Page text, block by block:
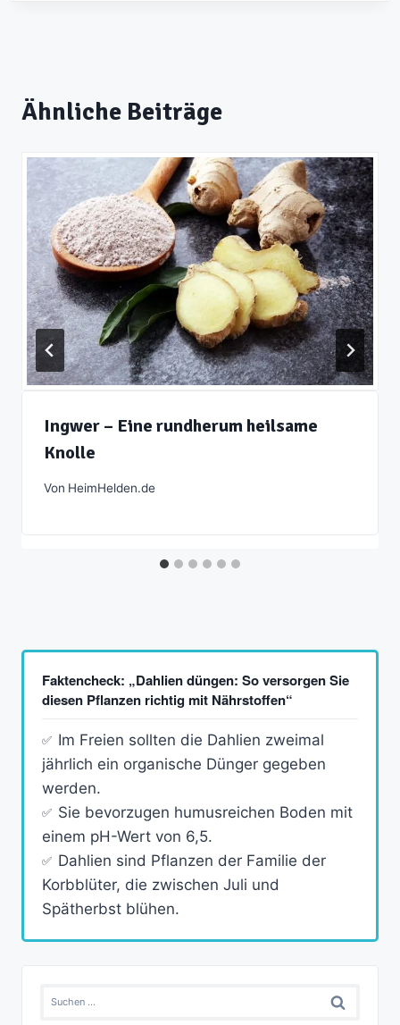
Ähnliche Beiträge
Ingwer – Eine rundherum heilsame
Knolle
Von HeimHelden.de
Faktencheck: „Dahlien düngen: So versorgen Sie
diesen Pflanzen richtig mit Nährstoffen“
Im Freien sollten die Dahlien zweimal
jährlich ein organische Dünger gegeben
werden.
Sie bevorzugen humusreichen Boden mit
einem pH-Wert von 6,5.
Dahlien sind Pflanzen der Familie der
Korbblüter, die zwischen Juli und
Spätherbst blühen.
Suchen